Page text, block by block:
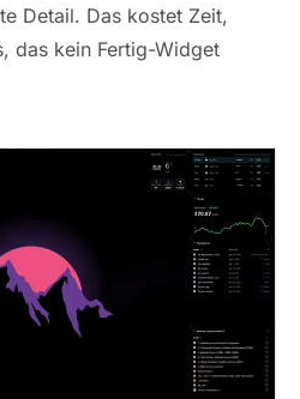
Detail. Das kostet Zeit,
das kein Fertig-Widget